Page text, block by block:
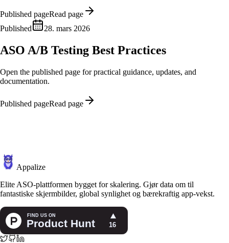
Published pageRead page
Published
28. mars 2026
ASO A/B Testing Best Practices
Open the published page for practical guidance, updates, and
documentation.
Published pageRead page
Appalize
Elite ASO-plattformen bygget for skalering. Gjør data om til
fantastiske skjermbilder, global synlighet og bærekraftig app-vekst.